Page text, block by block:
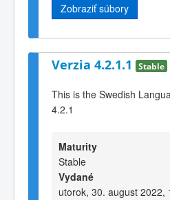
Zobraziť súbory
Verzia 4.2.1.1 Stable
This is the Swedish
4.2.1
Maturity
Stable
Vydané
utorok, 30. august 2022,